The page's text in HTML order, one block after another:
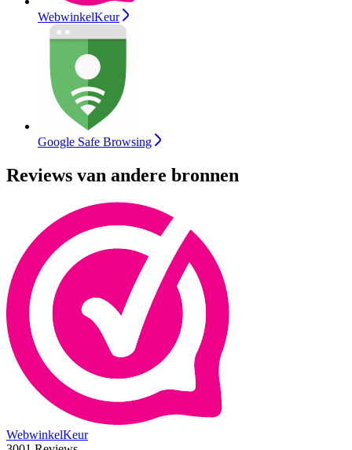
WebwinkelKeur
Google Safe Browsing
Reviews van andere bronnen
WebwinkelKeur